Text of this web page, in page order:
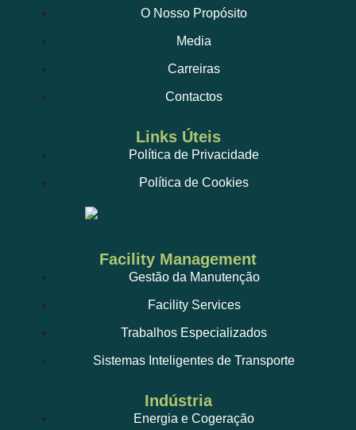
O Nosso Propósito
Media
Carreiras
Contactos
Links Úteis
Política de Privacidade
Política de Cookies
Facility Management
Gestão da Manutenção
Facility Services
Trabalhos Especializados
Sistemas Inteligentes de Transporte
Indústria
Energia e Cogeração